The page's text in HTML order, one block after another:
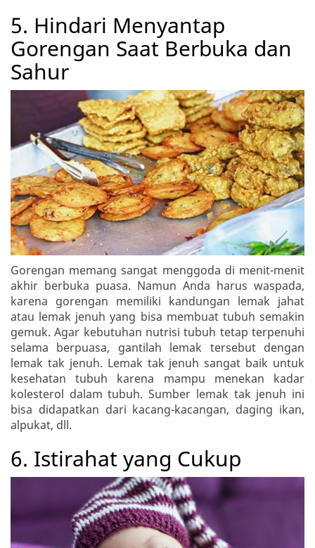
5. Hindari Menyantap
Gorengan Saat Berbuka dan
Sahur
Gorengan memang sangat menggoda di menit-menit
akhir berbuka puasa. Namun Anda harus waspada,
karena gorengan memiliki kandungan lemak jahat
atau lemak jenuh yang bisa membuat tubuh semakin
gemuk. Agar kebutuhan nutrisi tubuh tetap terpenuhi
selama berpuasa, gantilah lemak tersebut dengan
lemak tak jenuh. Lemak tak jenuh sangat baik untuk
kesehatan tubuh karena mampu menekan kadar
kolesterol dalam tubuh. Sumber lemak tak jenuh ini
bisa didapatkan dari kacang-kacangan, daging ikan,
alpukat, dll.
6. Istirahat yang Cukup